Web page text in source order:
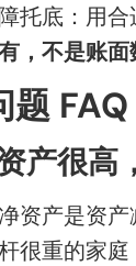
托底：用
，不是账
题 FAQ
产很高
资产是资
很重的家庭